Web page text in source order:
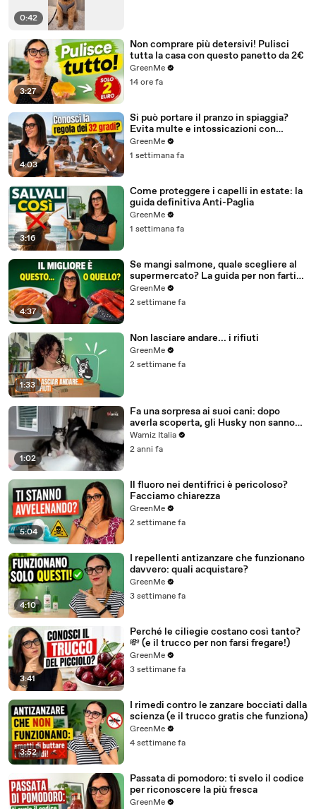
0:42
3:27
Non comprare più detersivi! Pulisci
tutta la casa con questo panetto da 2€
GreenMe
14 ore fa
4:03
Si può portare il pranzo in spiaggia?
Evita multe e intossicazioni con
questo video
GreenMe
1 settimana fa
3:16
Come proteggere i capelli in estate: la
guida definitiva Anti-Paglia
GreenMe
1 settimana fa
4:37
Se mangi salmone, quale scegliere al
supermercato? La guida per non farti
fregare
GreenMe
2 settimane fa
1:33
Non lasciare andare... i rifiuti
GreenMe
2 settimane fa
1:02
Fa una sorpresa ai suoi cani: dopo
averla scoperta, gli Husky non sanno
più cosa fare
Wamiz Italia
2 anni fa
5:04
Il fluoro nei dentifrici è pericoloso?
Facciamo chiarezza
GreenMe
2 settimane fa
4:10
I repellenti antizanzare che funzionano
davvero: quali acquistare?
GreenMe
3 settimane fa
3:41
Perché le ciliegie costano così tanto?
💸 (e il trucco per non farsi fregare!)
GreenMe
3 settimane fa
3:52
I rimedi contro le zanzare bocciati dalla
scienza (e il trucco gratis che funziona)
GreenMe
4 settimane fa
Passata di pomodoro: ti svelo il codice
per riconoscere la più fresca
GreenMe